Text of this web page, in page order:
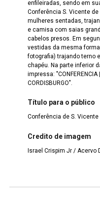
enfileiradas, sendo em
Conferência S. Vicente
mulheres sentadas,
e camisa com saias
cabelos presos. Em
vestidas da mesma
fotografia) trajando terno
chapéu. Na parte inferior
impressa: "CONFERENCIA
CORDISBURGO".
Título para o público
Conferência de S. Vicente
Credito de imagem
Israel Crispim Jr / Acervo